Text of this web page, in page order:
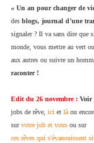
« Un an pour changer de
des blogs, journal d’une
signaler ? Il va sans dire que
monde, vous mettre au vert
aux autres ou suivre un
raconter !
Edit du 26 novembre : Voir
jobs de rêve, ici et là ou
survotre job et vous ou sur
ces rêves qui s'évanouissent